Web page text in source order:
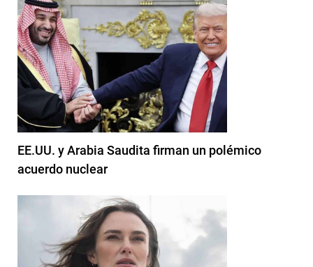
EE.UU. y Arabia Saudita firman un polémico
acuerdo nuclear